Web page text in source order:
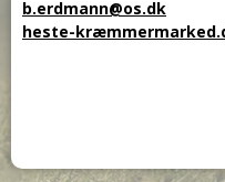
b.erdmann@os.dk
heste-